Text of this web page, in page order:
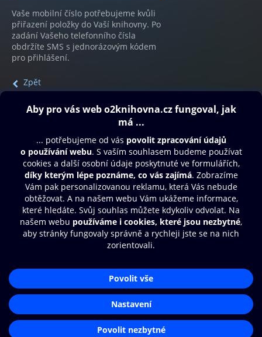
Vaše mobilní číslo potřebujeme kvůli
přiřazení položky do Vaší knihovny. Po
zadání Vašeho telefonního čísla
obdržíte SMS s jednorázovým kódem
pro přihlášení.
Zpět
Obsah ke stažení
Moje O2 Knihovna
Další zábava
© O2 Czech Republic a.s.
Přístupnost
Zásady zpracování osobních údajů
Nastavení cookies
Aplikace O2 Knihovna
Čti a poslouchej své e-knihy a
audioknihy rychleji a pohodlněji.